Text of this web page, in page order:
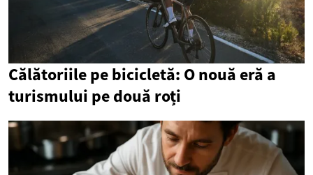
Călătoriile pe bicicletă: O nouă eră a
turismului pe două roți